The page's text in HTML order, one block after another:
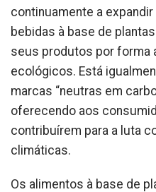
continuamente a
bebidas à base de
seus produtos por forma
ecológicos. Está
marcas “neutras em
oferecendo aos
contribuírem para a luta
climáticas.
Os alimentos à base de